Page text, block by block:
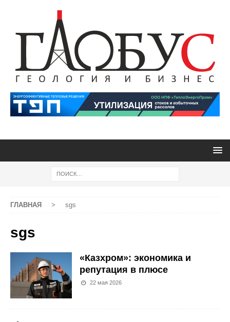
ГЛАВНАЯ > sgs
sgs
«Казхром»: экономика и
репутация в плюсе
22 мая 2026